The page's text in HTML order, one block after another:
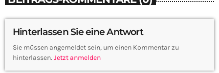
Hinterlassen Sie eine Antwort
Sie müssen angemeldet sein, um einen Kommentar zu
hinterlassen. Jetzt anmelden